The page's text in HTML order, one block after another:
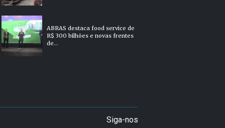
ABRAS destaca food service de
R$ 300 bilhões e novas frentes
de...
Siga-nos